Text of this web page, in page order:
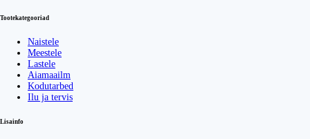
Tootekategooriad
Naistele
Meestele
Lastele
Aiamaailm
Kodutarbed
Ilu ja tervis
Lisainfo